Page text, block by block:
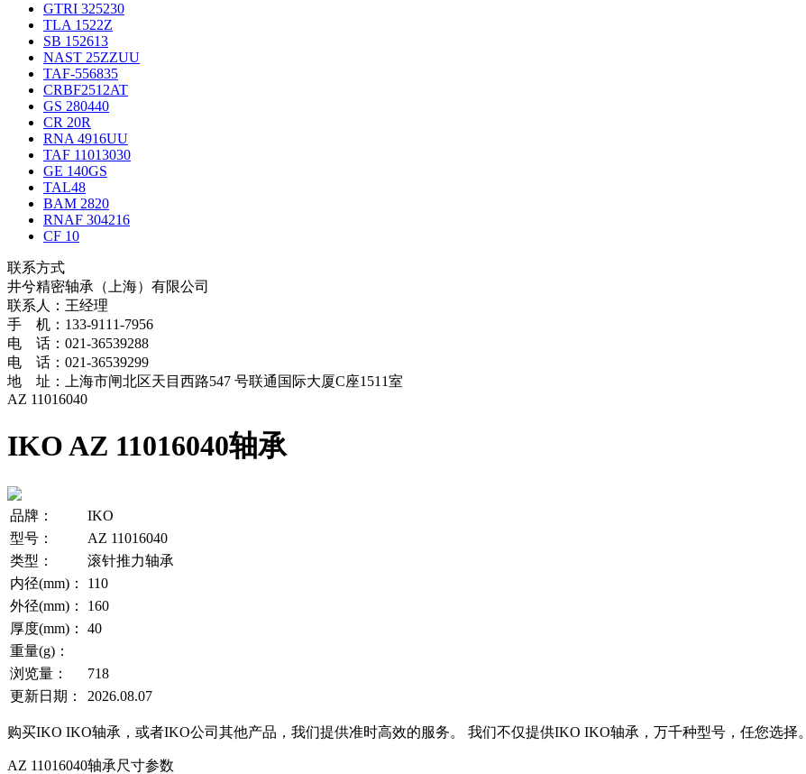
GTRI 325230
TLA 1522Z
SB 152613
NAST 25ZZUU
TAF-556835
CRBF2512AT
GS 280440
CR 20R
RNA 4916UU
TAF 11013030
GE 140GS
TAL48
BAM 2820
RNAF 304216
CF 10
联系方式
井兮精密轴承（上海）有限公司
联系人：王经理
手 机：133-9111-7956
电 话：021-36539288
电 话：021-36539299
地 址：上海市闸北区天目西路547 号联通国际大厦C座1511室
AZ 11016040
IKO AZ 11016040轴承
品牌：
IKO
型号：
AZ 11016040
类型：
滚针推力轴承
内径(mm)：
110
外径(mm)：
160
厚度(mm)：
40
重量(g)：
浏览量：
718
更新日期：
2026.08.07
购买IKO IKO轴承，或者IKO公司其他产品，我们提供准时高效的服务。 我们不仅提供IKO IKO轴承，万千种型号，任您选择。
AZ 11016040轴承尺寸参数